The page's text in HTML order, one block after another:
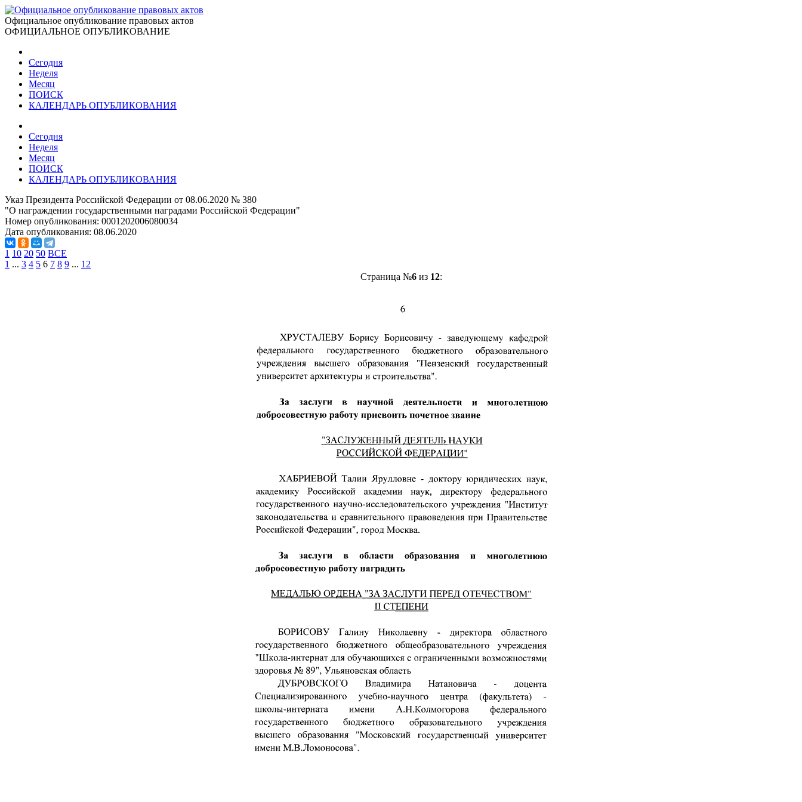
Официальное опубликование правовых актов
ОФИЦИАЛЬНОЕ ОПУБЛИКОВАНИЕ
Сегодня
Неделя
Месяц
ПОИСК
КАЛЕНДАРЬ ОПУБЛИКОВАНИЯ
Сегодня
Неделя
Месяц
ПОИСК
КАЛЕНДАРЬ ОПУБЛИКОВАНИЯ
Указ Президента Российской Федерации от 08.06.2020 № 380
"О награждении государственными наградами Российской Федерации"
Номер опубликования: 0001202006080034
Дата опубликования: 08.06.2020
1 10 20 50 ВСЕ
1 ... 3 4 5 6 7 8 9 ... 12
Страница №6из 12: